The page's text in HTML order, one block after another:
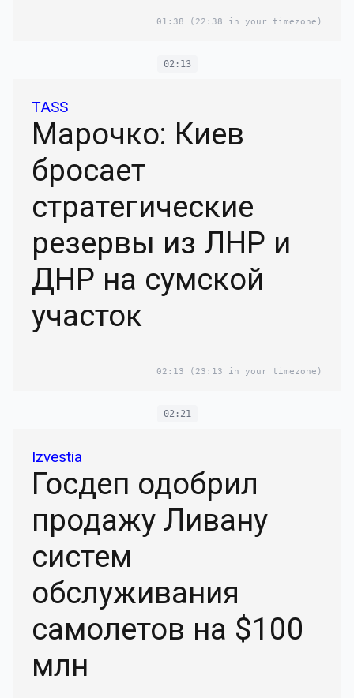
01:38 (22:38 in your timezone)
02:13
TASS
Марочко: Киев
бросает
стратегические
резервы из ЛНР и
ДНР на сумской
участок
02:13 (23:13 in your timezone)
02:21
Izvestia
Госдеп одобрил
продажу Ливану
систем
обслуживания
самолетов на $100
млн